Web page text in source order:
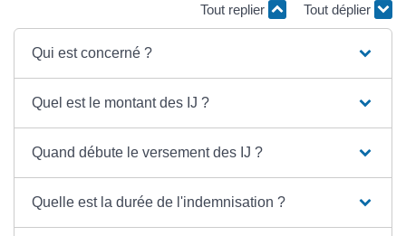
Tout replier Tout déplier
Qui est concerné ?
Quel est le montant des IJ ?
Quand débute le versement des IJ ?
Quelle est la durée de l'indemnisation ?